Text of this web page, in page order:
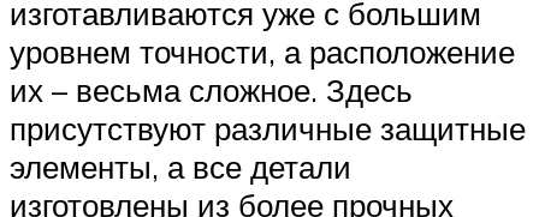
изготавливаются уже с большим
уровнем точности, а расположение
их – весьма сложное. Здесь
присутствуют различные защитные
элементы, а все детали
изготовлены из более прочных